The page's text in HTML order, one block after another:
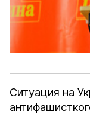
Ситуация на